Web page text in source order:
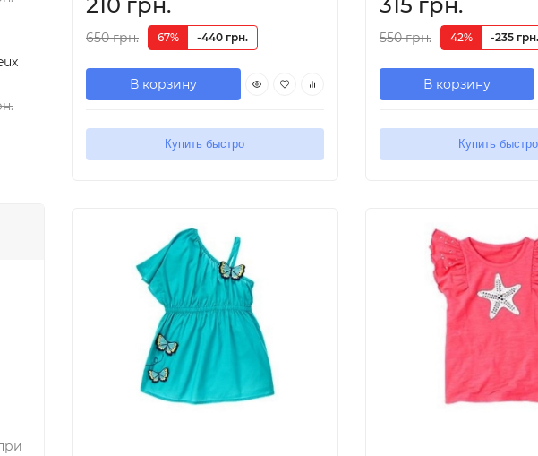
210 грн.
650 грн. 67% -440 грн.
В корзину
Купить быстро
315 грн.
550 грн. 42% -235 грн.
В корзину
Купить быстро